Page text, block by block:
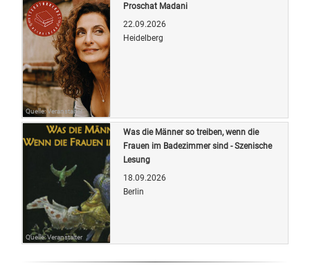
Quelle: Veranstalter
Proschat Madani
22.09.2026
Heidelberg
Quelle: Veranstalter
Was die Männer so treiben, wenn die
Frauen im Badezimmer sind - Szenische
Lesung
18.09.2026
Berlin